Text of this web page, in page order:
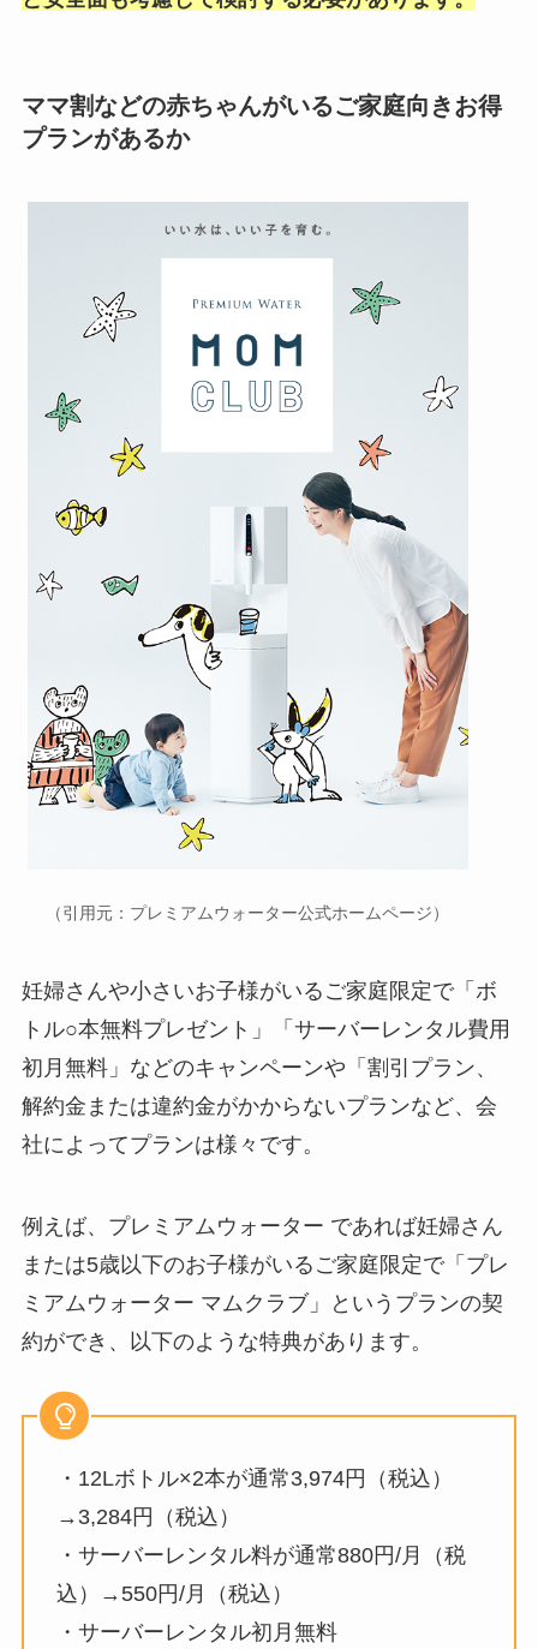
ママ割などの赤ちゃんがいるご家庭向きお得
プランがあるか
（引用元：プレミアムウォーター公式ホームページ）
妊婦さんや小さいお子様がいるご家庭限定で「ボ
トル○本無料プレゼント」「サーバーレンタル費用
初月無料」などのキャンペーンや「割引プラン、
解約金または違約金がかからないプランなど、会
社によってプランは様々です。
例えば、プレミアムウォーター であれば妊婦さん
または5歳以下のお子様がいるご家庭限定で「プレ
ミアムウォーター マムクラブ」というプランの契
約ができ、以下のような特典があります。
・12Lボトル×2本が通常3,974円（税込）
→3,284円（税込）
・サーバーレンタル料が通常880円/月（税
込）→550円/月（税込）
・サーバーレンタル初月無料